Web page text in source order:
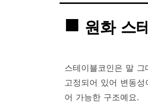
원화 스
스테이블코인은 말 그
고정되어 있어 변동
어 가능한 구조예요.